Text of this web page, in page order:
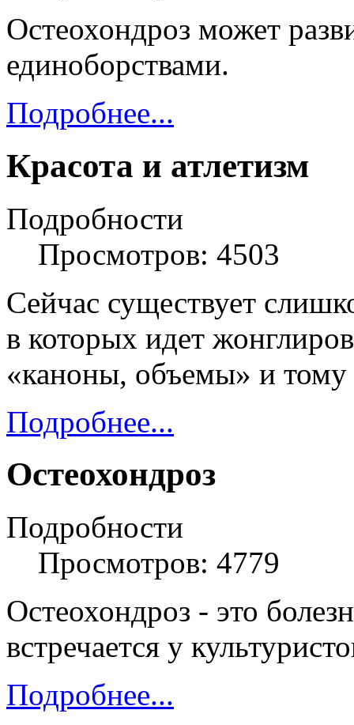
Остеохондроз может
единоборствами.
Подробнее...
Красота и атлетизм
Подробности
Просмотров: 4503
Сейчас существует
в которых идет
«каноны, объемы» и
Подробнее...
Остеохондроз
Подробности
Просмотров: 4779
Остеохондроз - это
встречается у
Подробнее...